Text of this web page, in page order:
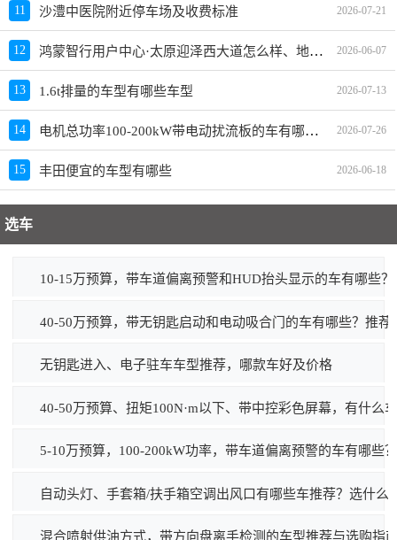
11 沙澧中医院附近停车场及收费标准 2026-07-21
12 鸿蒙智行用户中心·太原迎泽西大道怎么样、地址、电话、上班时间查询 2026-06-07
13 1.6t排量的车型有哪些车型 2026-07-13
14 电机总功率100-200kW带电动扰流板的车有哪些？哪款值得买？ 2026-07-26
15 丰田便宜的车型有哪些 2026-06-18
选车
10-15万预算，带车道偏离预警和HUD抬头显示的车有哪些
40-50万预算，带无钥匙启动和电动吸合门的车有哪些？推荐
无钥匙进入、电子驻车车型推荐，哪款车好及价格
40-50万预算、扭矩100N·m以下、带中控彩色屏幕，有什么
5-10万预算，100-200kW功率，带车道偏离预警的车有哪些
自动头灯、手套箱/扶手箱空调出风口有哪些车推荐？选什么
混合喷射供油方式，带方向盘离手检测的车型推荐与选购指